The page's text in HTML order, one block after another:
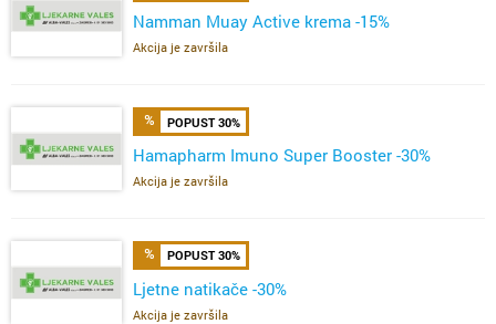
Namman Muay Active krema -15%
Akcija je završila
POPUST 30%
Hamapharm Imuno Super Booster -30%
Akcija je završila
POPUST 30%
Ljetne natikače -30%
Akcija je završila